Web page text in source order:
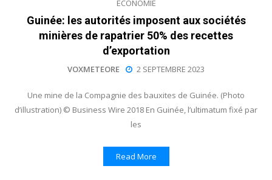
ECONOMIE
Guinée: les autorités imposent aux sociétés
minières de rapatrier 50% des recettes
d’exportation
VOXMETEORE 2 SEPTEMBRE 2023
Une mine de la Compagnie des bauxites de Guinée. (Photo
d’illustration) © Business Wire 2018 En Guinée, l’ultimatum fixé par
les
Read More